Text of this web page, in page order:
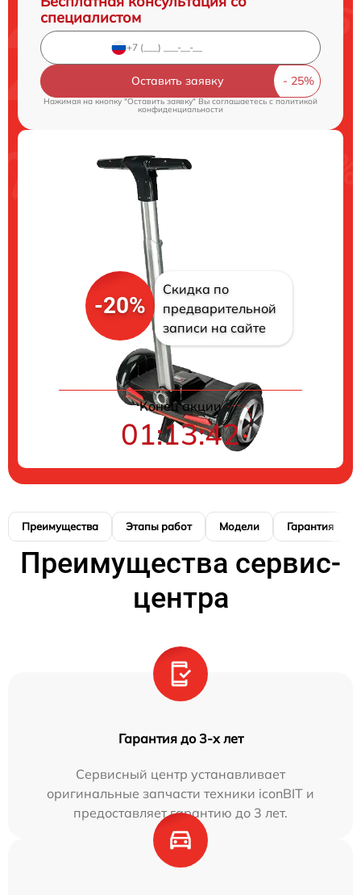
специалистом
Оставить заявку
Нажимая на кнопку "Оставить заявку" Вы соглашаетесь cполитикой
конфиденциальности
-20%
Скидка по
предварительной
записи на сайте
Конец акции
01:13:42
Преимущества Этапы работ Модели Гарантия
Преимущества сервис-
центра
Гарантия до 3-х лет
Сервисный центр устанавливает
оригинальные запчасти техники iconBIT и
предоставляет гарантию до 3 лет.